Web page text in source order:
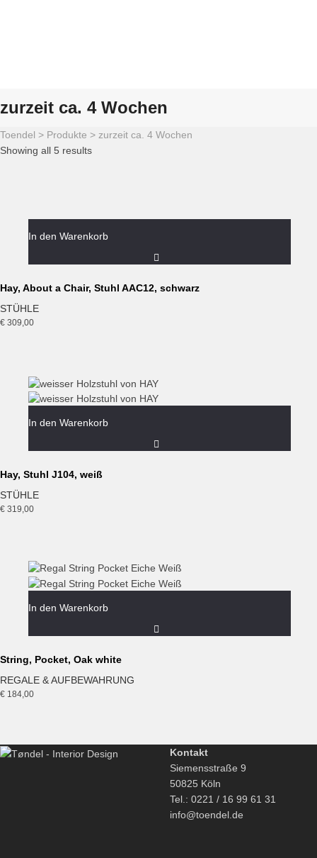
zurzeit ca. 4 Wochen
Toendel > Produkte > zurzeit ca. 4 Wochen
Showing all 5 results
In den Warenkorb
Hay, About a Chair, Stuhl AAC12, schwarz
STÜHLE
€ 309,00
In den Warenkorb
Hay, Stuhl J104, weiß
STÜHLE
€ 319,00
In den Warenkorb
String, Pocket, Oak white
REGALE & AUFBEWAHRUNG
€ 184,00
Kontakt
Siemensstraße 9
50825 Köln
Tel.: 0221 / 16 99 61 31
info@toendel.de